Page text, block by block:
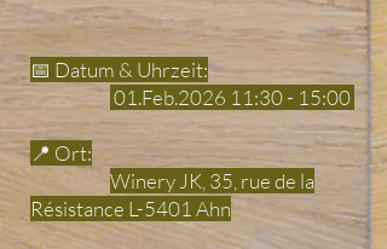
📅 Datum & Uhrzeit:
01.Feb.2026 11:30 - 15:00
📍 Ort:
Winery JK, 35, rue de la
Résistance L-5401 Ahn